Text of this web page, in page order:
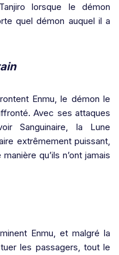
lorsque le démon
quel démon auquel il a
Enmu, le démon le
Avec ses attaques
Sanguinaire, la Lune
extrêmement puissant,
qu’ils n’ont jamais
Enmu, et malgré la
les passagers, tout le